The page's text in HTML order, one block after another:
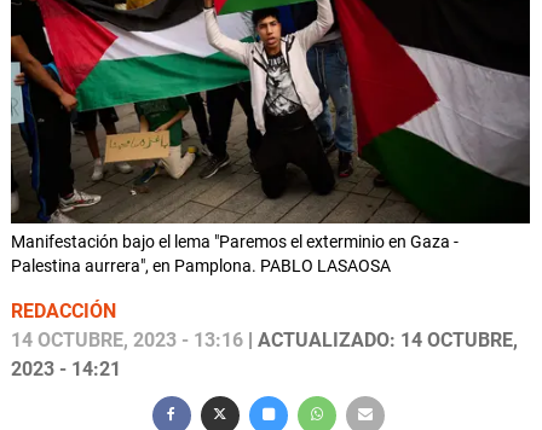
Manifestación bajo el lema "Paremos el exterminio en Gaza -
Palestina aurrera", en Pamplona. PABLO LASAOSA
REDACCIÓN
14 OCTUBRE, 2023 - 13:16 | ACTUALIZADO: 14 OCTUBRE,
2023 - 14:21